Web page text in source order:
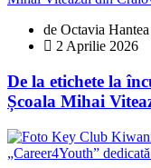
de Octavia Hantea
2 Aprilie 2026
De la etichete la
Școala Mihai